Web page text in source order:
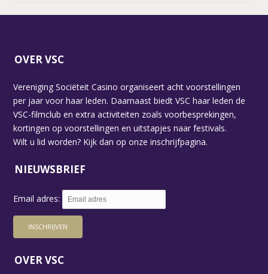
OVER VSC
Vereniging Sociëteit Casino organiseert acht voorstellingen
per jaar voor haar leden. Daarnaast biedt VSC haar leden de
VSC-filmclub en extra activiteiten zoals voorbesprekingen,
kortingen op voorstellingen en uitstapjes naar festivals.
Wilt u lid worden? Kijk dan oponze inschrijfpagina.
NIEUWSBRIEF
Email adres:
OVER VSC